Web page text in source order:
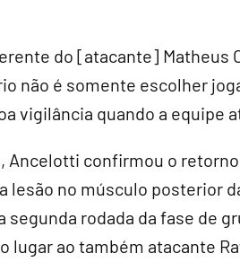
do [atacante] Matheus
não é somente escolher
vigilância quando a equipe
Ancelotti confirmou o
lesão no músculo posterior
rodada da fase de
lugar ao também atacante